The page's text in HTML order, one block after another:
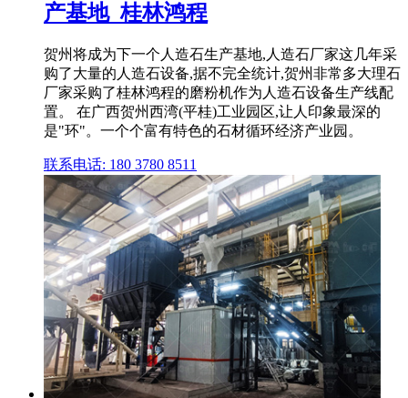
产基地_桂林鸿程
贺州将成为下一个人造石生产基地,人造石厂家这几年采
购了大量的人造石设备,据不完全统计,贺州非常多大理石
厂家采购了桂林鸿程的磨粉机作为人造石设备生产线配
置。 在广西贺州西湾(平桂)工业园区,让人印象最深的
是"环"。一个个富有特色的石材循环经济产业园。
联系电话: 180 3780 8511